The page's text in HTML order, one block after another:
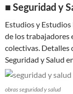
■ Seguridad y
Estudios y Estudios
de los trabajadores
colectivas. Detalles
Seguridad y Salud
obras seguridad y salud